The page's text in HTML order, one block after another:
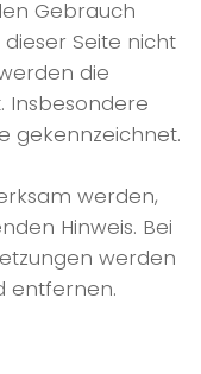
Gebrauch
Seite nicht
die
Insbesondere
gekennzeichnet.
werden,
Hinweis. Bei
werden
entfernen.